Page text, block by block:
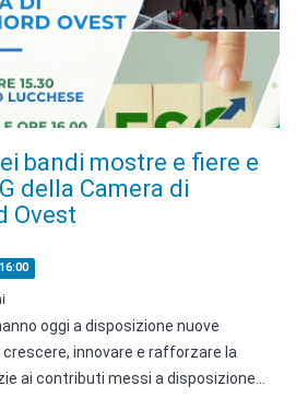
bandi mostre e fiere e
della Camera di
Ovest
oggi a disposizione nuove
innovare e rafforzare la
ai contributi messi a disposizione…